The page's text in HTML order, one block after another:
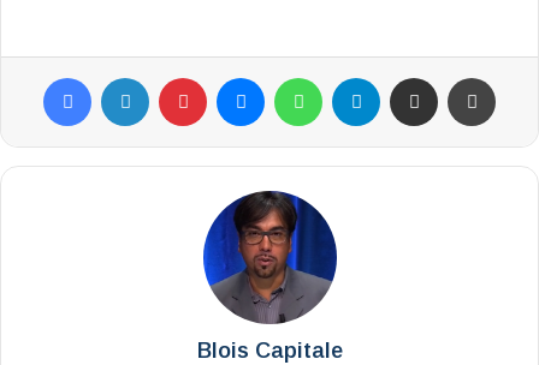
FacebookLinkedin PinterestMessengerWhatsAppTelegramPartager par email
Blois Capitale